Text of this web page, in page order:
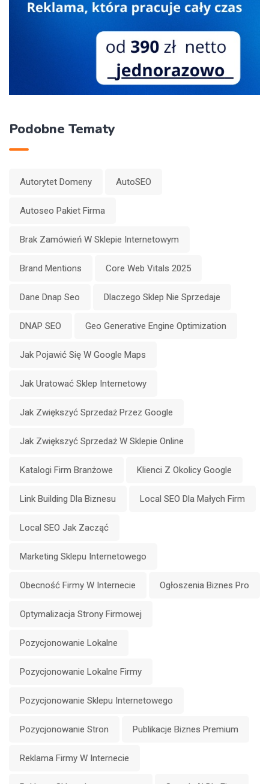
Podobne Tematy
Autorytet Domeny AutoSEO
Autoseo Pakiet Firma
Brak Zamówień W Sklepie Internetowym
Brand Mentions Core Web Vitals 2025
Dane Dnap Seo Dlaczego Sklep Nie Sprzedaje
DNAP SEO Geo Generative Engine Optimization
Jak Pojawić Się W Google Maps
Jak Uratować Sklep Internetowy
Jak Zwiększyć Sprzedaż Przez Google
Jak Zwiększyć Sprzedaż W Sklepie Online
Katalogi Firm Branżowe Klienci Z Okolicy Google
Link Building Dla Biznesu Local SEO Dla Małych Firm
Local SEO Jak Zacząć
Marketing Sklepu Internetowego
Obecność Firmy W Internecie Ogłoszenia Biznes Pro
Optymalizacja Strony Firmowej
Pozycjonowanie Lokalne
Pozycjonowanie Lokalne Firmy
Pozycjonowanie Sklepu Internetowego
Pozycjonowanie Stron Publikacje Biznes Premium
Reklama Firmy W Internecie